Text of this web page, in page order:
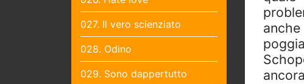
027. Il vero scienziato
028. Odino
029. Sono dappertutto